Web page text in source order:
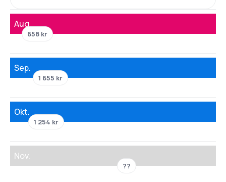
Aug.
658 kr
Sep.
1 655 kr
Okt.
1 254 kr
Nov.
??